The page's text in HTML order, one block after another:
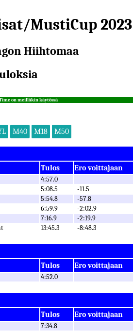
MustiCup 2023
Hiihtomaa
on meilläkin käytössä
M40 M18 M50
Tulos Ero voittajaan
4:57.0
5:08.5
-11.5
5:54.8
-57.8
6:59.9
-2:02.9
7:16.9
-2:19.9
13:45.3 -8:48.3
Tulos Ero voittajaan
4:52.0
Tulos Ero voittajaan
7:34.8